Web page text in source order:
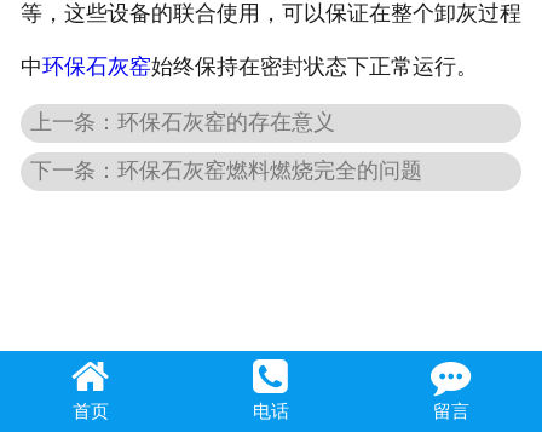
等，这些设备的联合使用，可以保证在整个卸灰过程
中环保石灰窑始终保持在密封状态下正常运行。
上一条：环保石灰窑的存在意义
下一条：环保石灰窑燃料燃烧完全的问题
首页 电话 留言